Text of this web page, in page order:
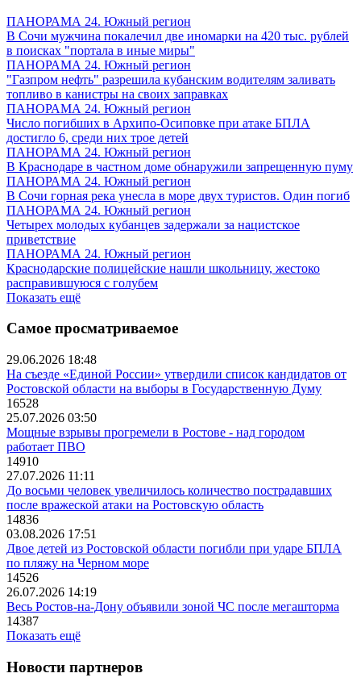
ПАНОРАМА 24. Южный регион
В Сочи мужчина покалечил две иномарки на 420 тыс. рублей
в поисках "портала в иные миры"
ПАНОРАМА 24. Южный регион
"Газпром нефть" разрешила кубанским водителям заливать
топливо в канистры на своих заправках
ПАНОРАМА 24. Южный регион
Число погибших в Архипо-Осиповке при атаке БПЛА
достигло 6, среди них трое детей
ПАНОРАМА 24. Южный регион
В Краснодаре в частном доме обнаружили запрещенную пуму
ПАНОРАМА 24. Южный регион
В Сочи горная река унесла в море двух туристов. Один погиб
ПАНОРАМА 24. Южный регион
Четырех молодых кубанцев задержали за нацистское
приветствие
ПАНОРАМА 24. Южный регион
Краснодарские полицейские нашли школьницу, жестоко
расправившуюся с голубем
Показать ещё
Самое просматриваемое
29.06.2026 18:48
На съезде «Единой России» утвердили список кандидатов от
Ростовской области на выборы в Государственную Думу
16528
25.07.2026 03:50
Мощные взрывы прогремели в Ростове - над городом
работает ПВО
14910
27.07.2026 11:11
До восьми человек увеличилось количество пострадавших
после вражеской атаки на Ростовскую область
14836
03.08.2026 17:51
Двое детей из Ростовской области погибли при ударе БПЛА
по пляжу на Черном море
14526
26.07.2026 14:19
Весь Ростов-на-Дону объявили зоной ЧС после мегашторма
14387
Показать ещё
Новости партнеров